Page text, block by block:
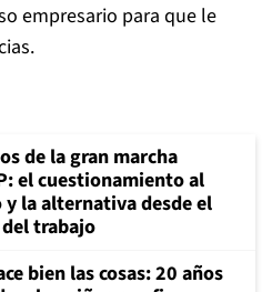
empresario para que le
de la gran marcha
el cuestionamiento al
y la alternativa desde el
trabajo
bien las cosas: 20 años